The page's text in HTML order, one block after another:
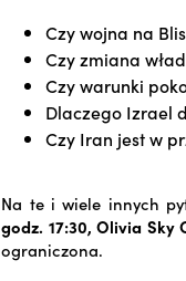
Czy wojna na
Czy zmiana
Czy warunki
Dlaczego Izrael
Czy Iran jest w
Na te i wiele innych
godz. 17:30, Olivia Sky
ograniczona.